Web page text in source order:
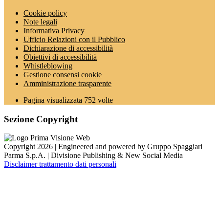
Cookie policy
Note legali
Informativa Privacy
Ufficio Relazioni con il Pubblico
Dichiarazione di accessibilità
Obiettivi di accessibilità
Whistleblowing
Gestione consensi cookie
Amministrazione trasparente
Pagina visualizzata 752 volte
Sezione Copyright
Copyright 2026 | Engineered and powered by Gruppo Spaggiari
Parma S.p.A. | Divisione Publishing & New Social Media
Disclaimer trattamento dati personali